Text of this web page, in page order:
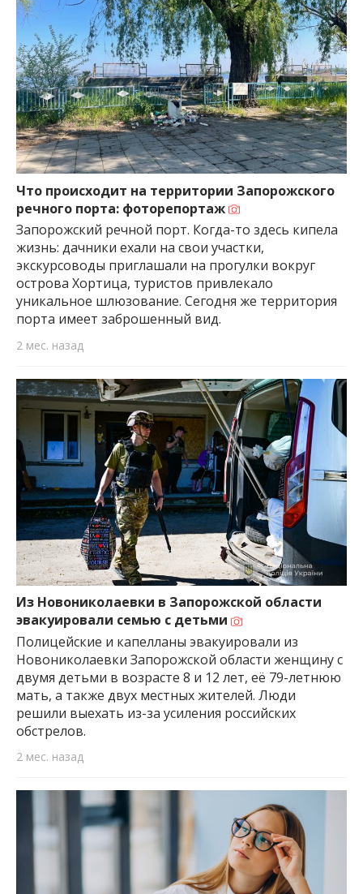
Что происходит на территории Запорожского
речного порта: фоторепортаж
Запорожский речной порт. Когда-то здесь кипела
жизнь: дачники ехали на свои участки,
экскурсоводы приглашали на прогулки вокруг
острова Хортица, туристов привлекало
уникальное шлюзование. Сегодня же территория
порта имеет заброшенный вид.
2 мес. назад
Из Новониколаевки в Запорожской области
эвакуировали семью с детьми
Полицейские и капелланы эвакуировали из
Новониколаевки Запорожской области женщину с
двумя детьми в возрасте 8 и 12 лет, её 79-летнюю
мать, а также двух местных жителей. Люди
решили выехать из-за усиления российских
обстрелов.
2 мес. назад